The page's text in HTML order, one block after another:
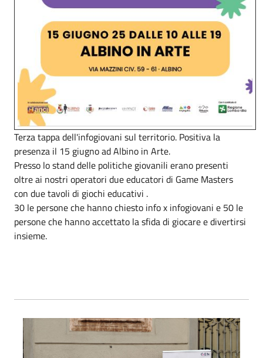
Terza tappa dell'infogiovani sul territorio. Positiva la
presenza il 15 giugno ad Albino in Arte.
Presso lo stand delle politiche giovanili erano presenti
oltre ai nostri operatori due educatori di Game Masters
con due tavoli di giochi educativi .
30 le persone che hanno chiesto info x infogiovani e 50 le
persone che hanno accettato la sfida di giocare e divertirsi
insieme.
Foto01